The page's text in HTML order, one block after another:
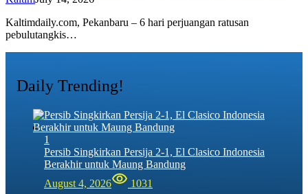
Kaltimdaily.com, Pekanbaru – 6 hari perjuangan ratusan
pebulutangkis…
Daily Trending!
1
Persib Singkirkan Persija 2-1, El Clasico Indonesia
Berakhir untuk Maung Bandung
August 4, 2026
1031